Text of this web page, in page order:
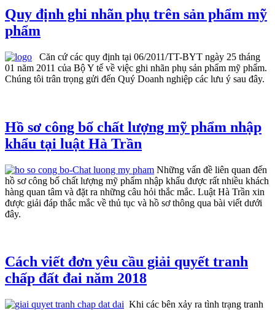
Quy định ghi nhãn phụ trên sản phẩm mỹ
phẩm
Căn cứ các quy định tại 06/2011/TT-BYT ngày 25 tháng
01 năm 2011 của Bộ Y tế về việc ghi nhãn phụ sản phẩm mỹ phẩm.
Chúng tôi trân trọng gửi đến Quý Doanh nghiệp các lưu ý sau đây.
Hồ sơ công bố chất lượng mỹ phẩm nhập
khẩu tại luật Hà Trần
Những vấn đề liên quan đến
hồ sơ công bố chất lượng mỹ phẩm nhập khẩu được rất nhiều khách
hàng quan tâm và đặt ra những câu hỏi thắc mắc. Luật Hà Trần xin
được giải đáp thắc mắc về thủ tục và hồ sơ thông qua bài viết dưới
đây.
Cách viết đơn yêu cầu giải quyết tranh
chấp đất đai năm 2018
Khi các bên xảy ra tình trạng tranh